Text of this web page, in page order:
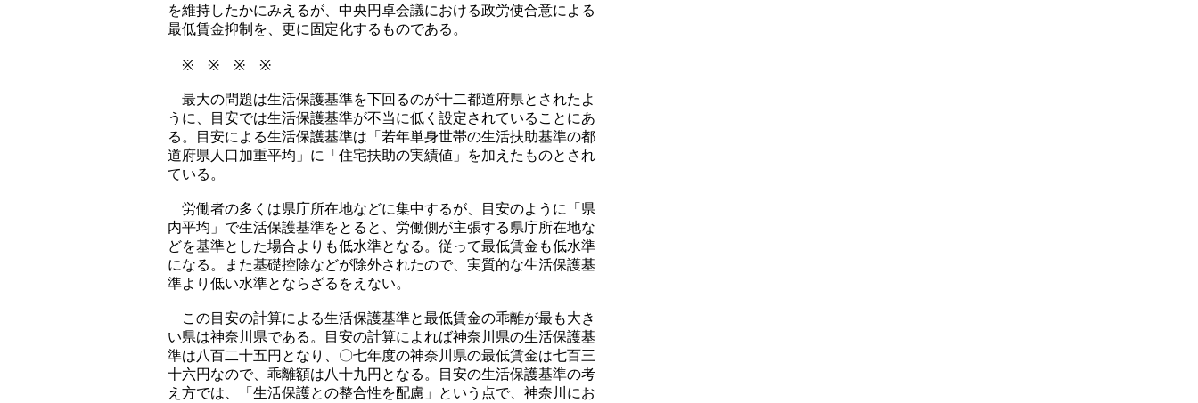
を維持したかにみえるが、中央円卓会議における政労使合意による
最低賃金抑制を、更に固定化するものである。
※ ※ ※ ※
最大の問題は生活保護基準を下回るのが十二都道府県とされたよ
うに、目安では生活保護基準が不当に低く設定されていることにあ
る。目安による生活保護基準は「若年単身世帯の生活扶助基準の都
道府県人口加重平均」に「住宅扶助の実績値」を加えたものとされ
ている。
労働者の多くは県庁所在地などに集中するが、目安のように「県
内平均」で生活保護基準をとると、労働側が主張する県庁所在地な
どを基準とした場合よりも低水準となる。従って最低賃金も低水準
になる。また基礎控除などが除外されたので、実質的な生活保護基
準より低い水準とならざるをえない。
この目安の計算による生活保護基準と最低賃金の乖離が最も大き
い県は神奈川県である。目安の計算によれば神奈川県の生活保護基
準は八百二十五円となり、〇七年度の神奈川県の最低賃金は七百三
十六円なので、乖離額は八十九円となる。目安の生活保護基準の考
え方では、「生活保護との整合性を配慮」という点で、神奈川にお